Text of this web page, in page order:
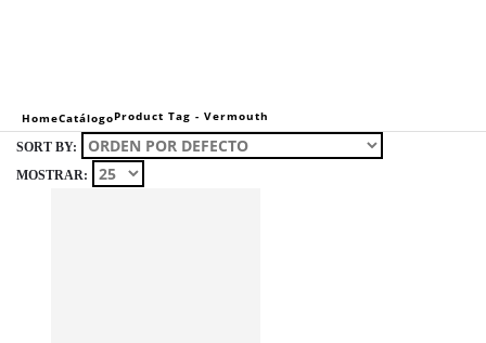
HomeCatálogoProduct Tag - Vermouth
SORT BY:
MOSTRAR: